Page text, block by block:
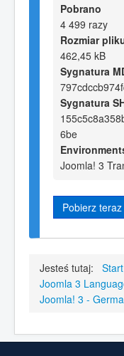
Pobrano
4 499 razy
Rozmiar
462,45 kB
Sygnatura
Sygnatura
6be
Joomla! 3
Pobierz teraz
Jesteś tutaj: Start
Joomla 3
Joomla! 3 -